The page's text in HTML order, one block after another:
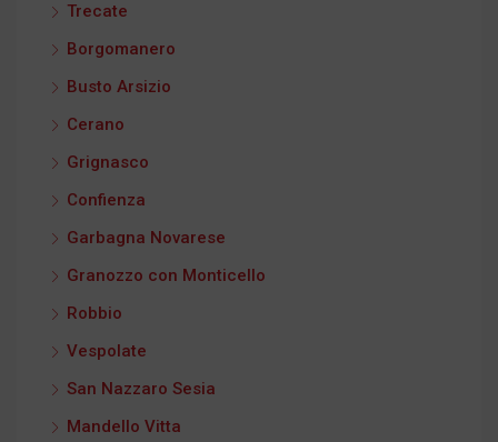
Trecate
Borgomanero
Busto Arsizio
Cerano
Grignasco
Confienza
Garbagna Novarese
Granozzo con Monticello
Robbio
Vespolate
San Nazzaro Sesia
Mandello Vitta